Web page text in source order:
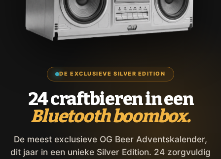
DE EXCLUSIEVE SILVER EDITION
24 craftbieren in een
Bluetooth boombox.
De meest exclusieve OG Beer Adventskalender,
dit jaar in een unieke Silver Edition. 24 zorgvuldig